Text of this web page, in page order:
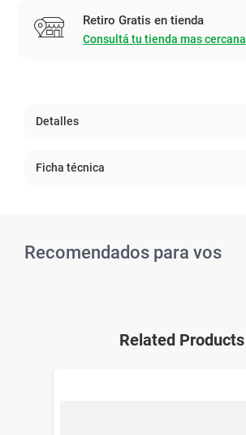
Retiro Gratis en tienda
Consultá tu tienda mas cercana
Detalles
Ficha técnica
Recomendados para vos
Related Products